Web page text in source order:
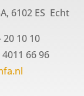
6102 ES Echt
20 10 10
66 96